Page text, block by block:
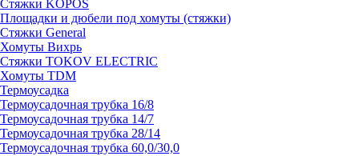
Стяжки KOPOS
Площадки и дюбели под хомуты (стяжки)
Стяжки General
Хомуты Вихрь
Стяжки TOKOV ELECTRIC
Хомуты TDM
Термоусадка
Термоусадочная трубка 16/8
Термоусадочная трубка 14/7
Термоусадочная трубка 28/14
Термоусадочная трубка 60,0/30,0